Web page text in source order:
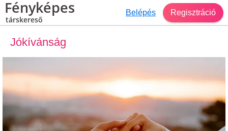
Fényképes
társkereső
Belépés Regisztráció
Jókívánság